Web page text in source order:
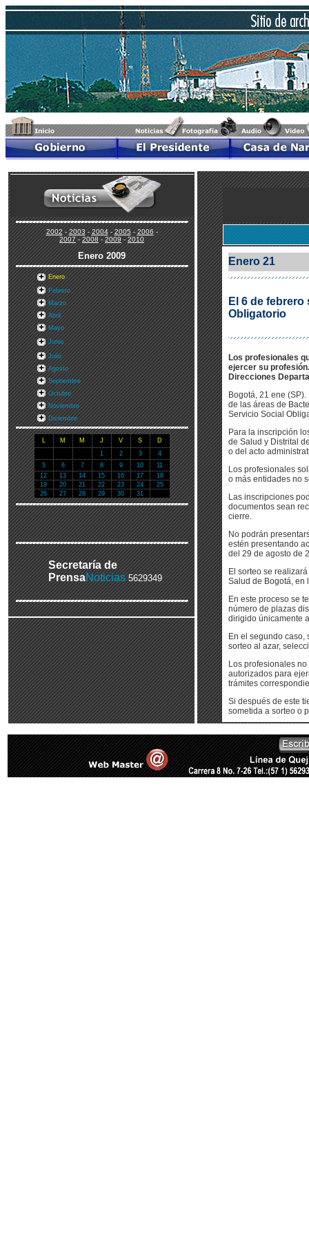
2002-2003-2004-2005-2006-
2007-2008-2009-2010
Enero2009
Enero
Febrero
Marzo
Abril
Mayo
Junio
Julio
Agosto
Septiembre
Octubre
Noviembre
Diciembre
L M M J V S
D
1
2 3
4
5
6 7 8 9 10
11
12
13 14 15 16 17
18
19
20 21 22 23 24
25
26
27 28 29 30 31
Secretaría de
PrensaNoticias 5629349
Enero 21
El 6 de
Obligatorio
Los profesionales
ejercer su
Direcciones
Bogotá, 21 ene
de las áreas de
Servicio Social
Para la inscripción
de Salud y Distrital
o del acto
Los profesionales
o más entidades no
Las inscripciones
documentos sean
cierre.
No podrán
estén presentando
del 29 de agosto de
El sorteo se
Salud de Bogotá, en
En este proceso se
número de plazas
dirigido únicamente
En el segundo
sorteo al azar,
Los profesionales
autorizados para
trámites
Si después de este
sometida a sorteo o